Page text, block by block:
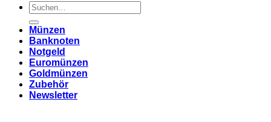
Suchen
nach:
Münzen
Banknoten
Notgeld
Euromünzen
Goldmünzen
Zubehör
Newsletter